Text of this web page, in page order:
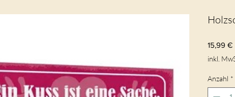
15,99 €
inkl.
Anzahl *